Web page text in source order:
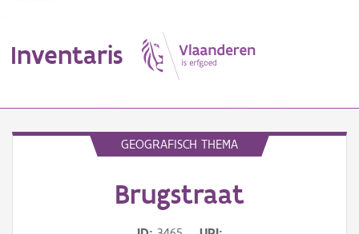
Inventaris
GEOGRAFISCH THEMA
Brugstraat